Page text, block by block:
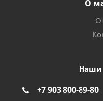
О
Наши
+7 903 800-89-80